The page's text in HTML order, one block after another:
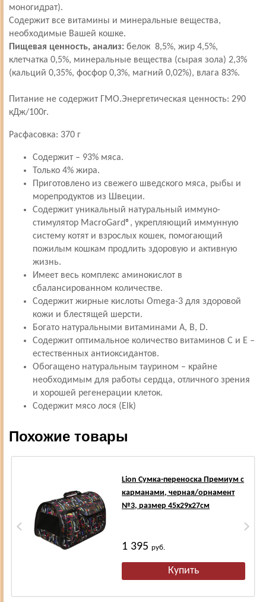
моногидрат).
Содержит все витамины и минеральные вещества,
необходимые Вашей кошке.
Пищевая ценность, анализ: белок 8,5%, жир 4,5%,
клетчатка 0,5%, минеральные вещества (сырая зола) 2,3%
(кальций 0,35%, фосфор 0,3%, магний 0,02%), влага 83%.
Питание не содержит ГМО.Энергетическая ценность: 290
кДж/100г.
Расфасовка: 370 г
Содержит – 93% мяса.
Только 4% жира.
Приготовлено из свежего шведского мяса, рыбы и
морепродуктов из Швеции.
Содержит уникальный натуральный иммуно-
стимулятор MacroGard®, укрепляющий иммунную
систему котят и взрослых кошек, помогающий
пожилым кошкам продлить здоровую и активную
жизнь.
Имеет весь комплекс аминокислот в
сбалансированном количестве.
Содержит жирные кислоты Omega-3 для здоровой
кожи и блестящей шерсти.
Богато натуральными витаминами А, В, D.
Содержит оптимальное количество витаминов С и Е –
естественных антиоксидантов.
Обогащено натуральным таурином – крайне
необходимым для работы сердца, отличного зрения
и хорошей регенерации клеток.
Содержит мясо лося (Elk)
Похожие товары
Lion Сумка-переноска Премиум с
карманами, черная/орнамент
№3, размер 45х29х27см
1 395руб.